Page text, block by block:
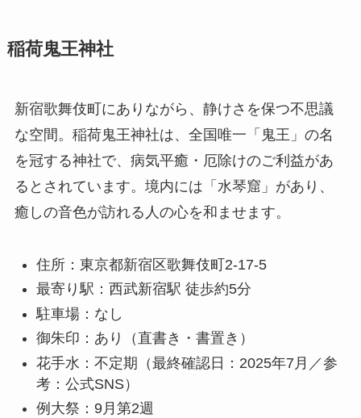
稲荷鬼王神社
新宿歌舞伎町にありながら、静けさを保つ不思議
な空間。稲荷鬼王神社は、全国唯一「鬼王」の名
を冠する神社で、病気平癒・厄除けのご利益があ
るとされています。境内には「水琴窟」があり、
癒しの音色が訪れる人の心を和ませます。
住所：東京都新宿区歌舞伎町2-17-5
最寄り駅：西武新宿駅 徒歩約5分
駐車場：なし
御朱印：あり（直書き・書置き）
花手水：不定期（最終確認日：2025年7月／参
考：公式SNS）
例大祭：9月第2週